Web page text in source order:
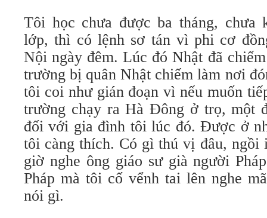
Tôi học chưa được ba tháng, chưa
lớp, thì có lệnh sơ tán vì phi cơ
Nội ngày đêm. Lúc đó Nhật đã
trường bị quân Nhật chiếm làm nơi
tôi coi như gián đoạn vì nếu muốn
trường chạy ra Hà Đông ở trọ, một
đối với gia đình tôi lúc đó. Được ở
tôi càng thích. Có gì thú vị đâu, ngồi
giờ nghe ông giáo sư già người
Pháp mà tôi cố vểnh tai lên nghe
nói gì.